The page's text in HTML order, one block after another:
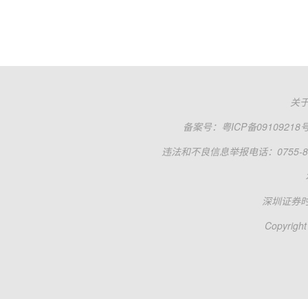
关
备案号： 粤ICP备09109218
违法和不良信息举报电话：0755-
深圳证券